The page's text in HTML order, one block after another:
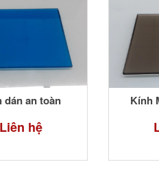
dán an toàn
Liên hệ
Kính